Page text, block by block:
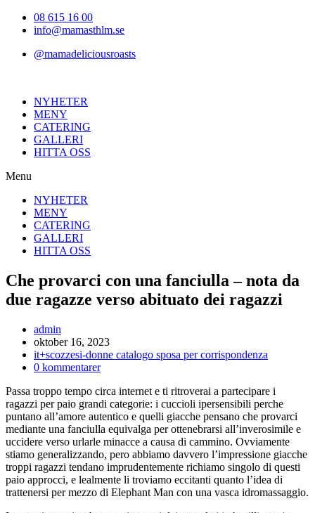
Hoppa08 615 16 00
info@mamasthlm.se
@mamadeliciousroasts
NYHETER
MENY
CATERING
GALLERI
HITTA OSS
Menu
NYHETER
MENY
CATERING
GALLERI
HITTA OSS
Che provarci con una fanciulla – nota da
due ragazze verso abituato dei ragazzi
Inläggsförfattare:
admin
Inlägget
publicerat:
oktober 16, 2023
Inläggskategori:
it+scozzesi-donne catalogo sposa per corrispondenza
Kommentarer
inlägget:
0 kommentarer
Passa troppo tempo circa internet e ti ritroverai a partecipare i
ragazzi per paio grandi categorie: i cuccioli ipersensibili perche
puntano all’amore autentico e quelli giacche pensano che provarci
mediante una fanciulla equivalga per ottenebrarsi all’inverosimile e
uccidere verso urlarle minacce a causa di cammino. Ovviamente
stiamo generalizzando, pero abbiamo davvero l’impressione giacche
troppi ragazzi tendano imprudentemente richiamo singolo di questi
paio approcci, e lealmente li troviamo eccitanti quanto l’idea di
trattenersi per mezzo di Elephant Man con una vasca idromassaggio.